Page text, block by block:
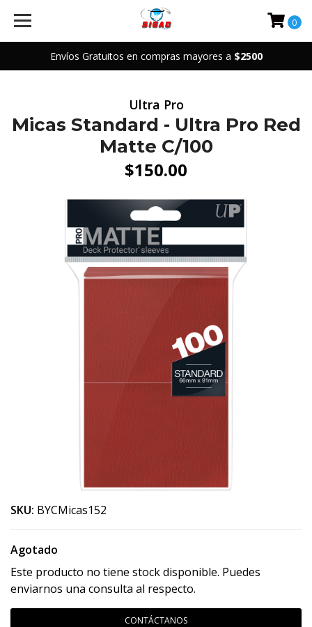
Envíos Gratuitos en compras mayores a $2500
0
Ultra Pro
Micas Standard - Ultra Pro Red
Matte C/100
$150.00
SKU: BYCMicas152
Agotado
Este producto no tiene stock disponible. Puedes
enviarnos una consulta al respecto.
CONTÁCTANOS